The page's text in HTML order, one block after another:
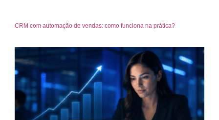
CRM com automação de vendas: como funciona na prática?